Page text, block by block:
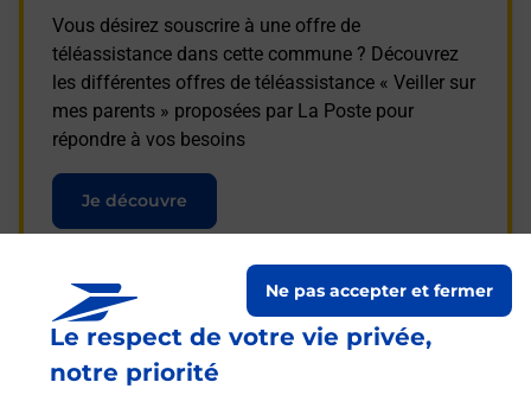
Le respect de votre vie privée,
notre priorité
Ne pas accepter et fermer
Vous désirez souscrire à une offre de
téléassistance dans cette commune ? Découvrez
les différentes offres de téléassistance « Veiller sur
mes parents » proposées par La Poste pour
répondre à vos besoins
Je découvre
Questions fréquemment
posées